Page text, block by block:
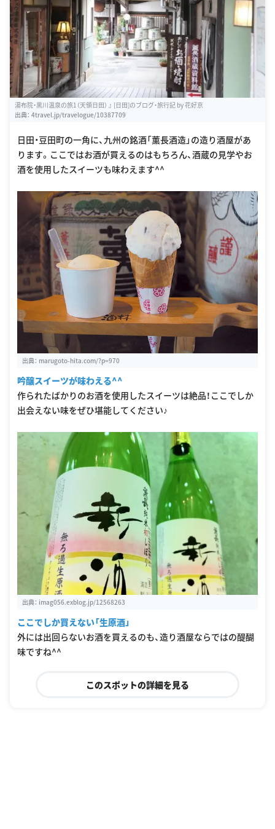
湯布院・黒川温泉の旅1（天領日田） 』 [日田]のブログ・旅行記 by 花好京
出典： 4travel.jp/travelogue/10387709
日田・豆田町の一角に、九州の銘酒「薫長酒造」の造り酒屋があ
ります。ここではお酒が買えるのはもちろん、酒蔵の見学やお
酒を使用したスイーツも味わえます^^
出典： marugoto-hita.com/?p=970
吟醸スイーツが味わえる^^
作られたばかりのお酒を使用したスイーツは絶品！ここでしか
出会えない味をぜひ堪能してください♪
出典： imag056.exblog.jp/12568263
ここでしか買えない「生原酒」
外には出回らないお酒を買えるのも、造り酒屋ならではの醍醐
味ですね^^
このスポットの詳細を見る